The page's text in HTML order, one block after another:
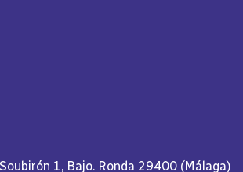
1, Bajo. Ronda 29400 (Málaga)